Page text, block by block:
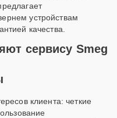
устройствам
качества.
сервису Smeg
клиента: четкие